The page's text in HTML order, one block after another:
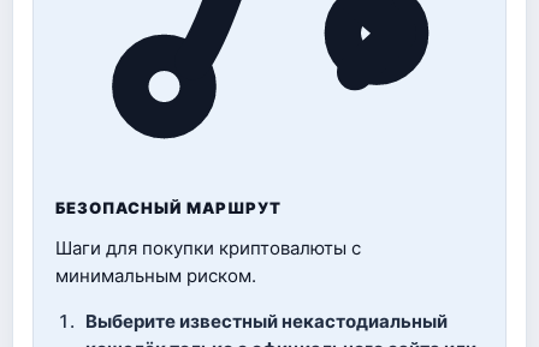
БЕЗОПАСНЫЙ МАРШРУТ
Шаги для покупки криптовалюты с
минимальным риском.
Выберите известный некастодиальный